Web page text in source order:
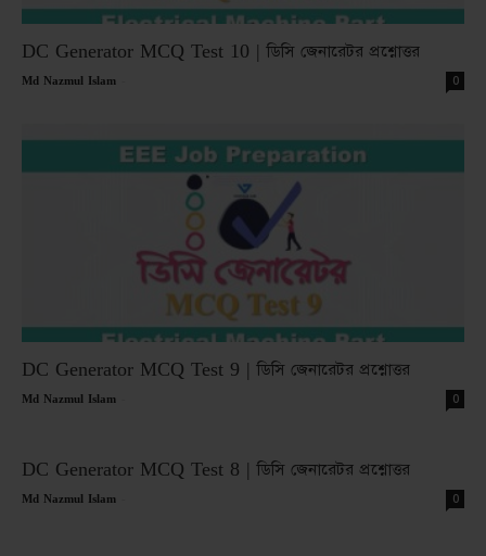
DC Generator MCQ Test 10 | ডিসি জেনারেটর প্রশ্নোত্তর
Md Nazmul Islam 0
DC Generator MCQ Test 9 | ডিসি জেনারেটর প্রশ্নোত্তর
Md Nazmul Islam 0
DC Generator MCQ Test 8 | ডিসি জেনারেটর প্রশ্নোত্তর
Md Nazmul Islam 0